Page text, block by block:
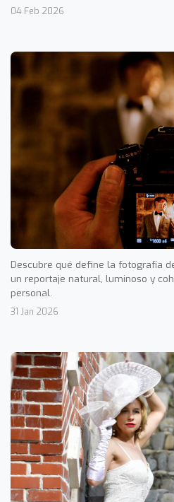
04 Feb 2026
Descubre qué define la fotografía
un reportaje natural, luminoso y
personal.
31 Jan 2026